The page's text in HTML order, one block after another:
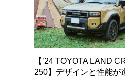
【’24 TOYOTA LAND
250】デザインと性能が